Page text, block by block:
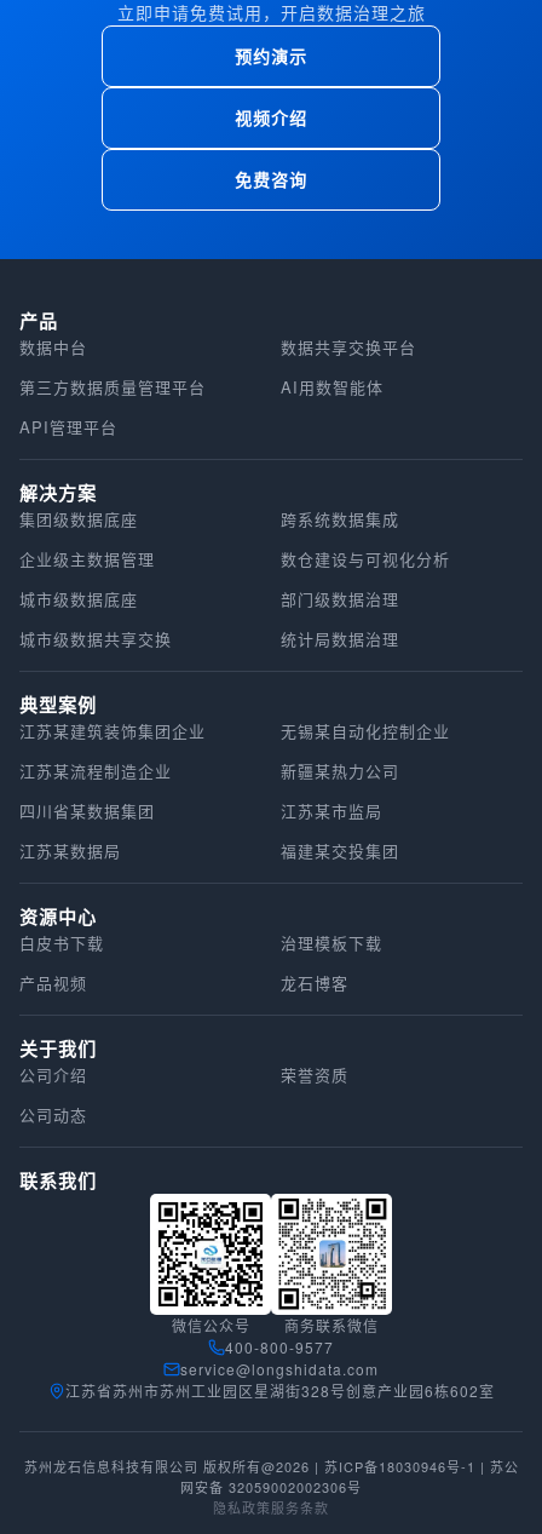
立即申请免费试用，开启数据治理之旅
预约演示
视频介绍
免费咨询
联系我们
微信公众号
商务联系微信
400-800-9577
service@longshidata.com
江苏省苏州市苏州工业园区星湖街328号创意产业园6栋602室
产品
数据中台
数据共享交换平台
第三方数据质量管理平台
AI用数智能体
API管理平台
解决方案
集团级数据底座
跨系统数据集成
企业级主数据管理
数仓建设与可视化分析
城市级数据底座
部门级数据治理
城市级数据共享交换
统计局数据治理
典型案例
江苏某建筑装饰集团企业
无锡某自动化控制企业
江苏某流程制造企业
新疆某热力公司
四川省某数据集团
江苏某市监局
江苏某数据局
福建某交投集团
资源中心
白皮书下载
治理模板下载
产品视频
龙石博客
关于我们
公司介绍
荣誉资质
公司动态
苏州龙石信息科技有限公司 版权所有@2026 | 苏ICP备18030946号-1 | 苏公
网安备 32059002002306号
隐私政策服务条款